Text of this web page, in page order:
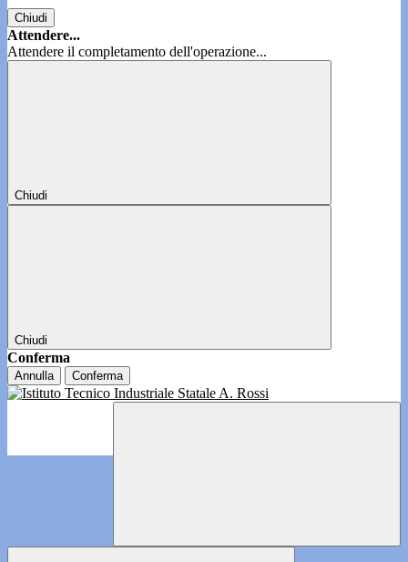
Chiudi
Attendere...
Attendere il completamento dell'operazione...
Chiudi
Chiudi
Conferma
Annulla Conferma